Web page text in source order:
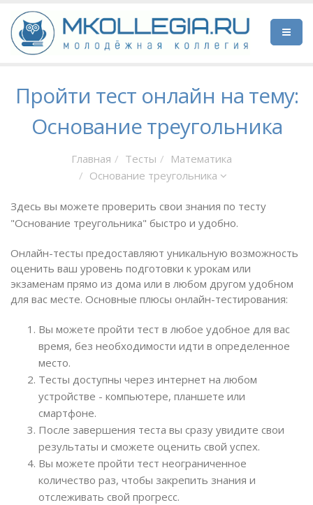
Пройти тест онлайн на тему:
Основание треугольника
Главная Тесты
Математика
Основание треугольника
Здесь вы можете проверить свои знания по тесту
"Основание треугольника" быстро и удобно.
Онлайн-тесты предоставляют уникальную возможность
оценить ваш уровень подготовки к урокам или
экзаменам прямо из дома или в любом другом удобном
для вас месте. Основные плюсы онлайн-тестирования:
Вы можете пройти тест в любое удобное для вас
время, без необходимости идти в определенное
место.
Тесты доступны через интернет на любом
устройстве - компьютере, планшете или
смартфоне.
После завершения теста вы сразу увидите свои
результаты и сможете оценить свой успех.
Вы можете пройти тест неограниченное
количество раз, чтобы закрепить знания и
отслеживать свой прогресс.